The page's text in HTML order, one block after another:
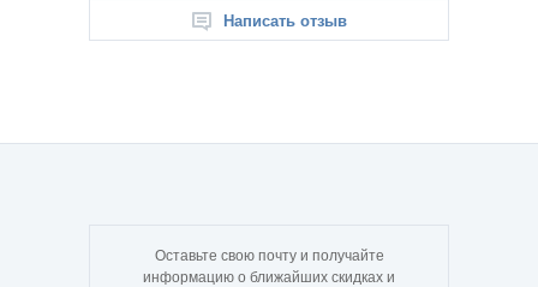
Написать отзыв
Оставьте свою почту и получайте
информацию о ближайших скидках и